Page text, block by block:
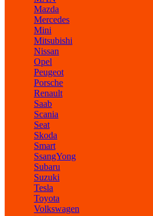
Mazda
Mercedes
Mini
Mitsubishi
Nissan
Opel
Peugeot
Porsche
Renault
Saab
Scania
Seat
Skoda
Smart
SsangYong
Subaru
Suzuki
Tesla
Toyota
Volkswagen